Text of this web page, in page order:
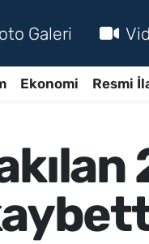
Galeri
Ekonomi Resmi